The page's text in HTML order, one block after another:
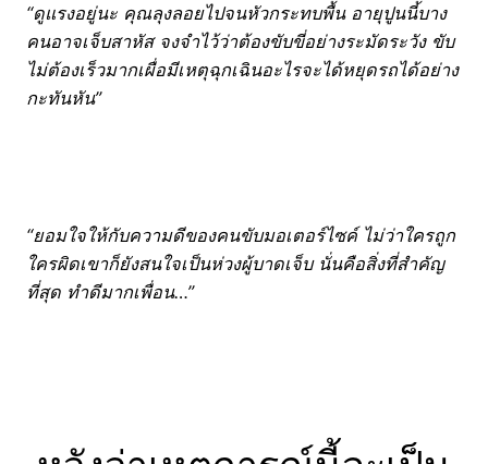
“ดูแรงอยู่นะ คุณลุงลอยไปจนหัวกระทบพื้น อายุปูนนี้บาง
คนอาจเจ็บสาหัส จงจำไว้ว่าต้องขับขี่อย่างระมัดระวัง ขับ
ไม่ต้องเร็วมากเผื่อมีเหตุฉุกเฉินอะไรจะได้หยุดรถได้อย่าง
กะทันหัน”
“ยอมใจให้กับความดีของคนขับมอเตอร์ไซค์ ไม่ว่าใครถูก
ใครผิดเขาก็ยังสนใจเป็นห่วงผู้บาดเจ็บ นั่นคือสิ่งที่สำคัญ
ที่สุด ทำดีมากเพื่อน…”